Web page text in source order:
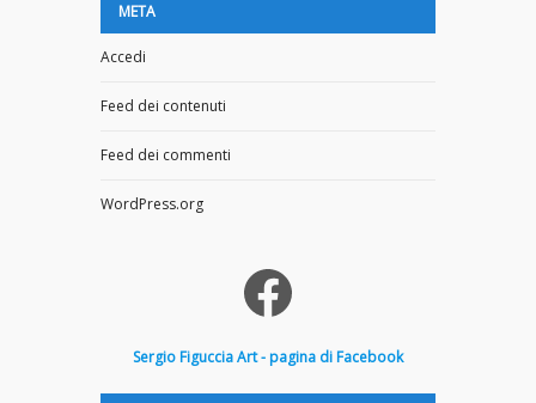
META
Accedi
Feed dei contenuti
Feed dei commenti
WordPress.org
Facebook
SergioFigucciaArt - pagina di Facebook